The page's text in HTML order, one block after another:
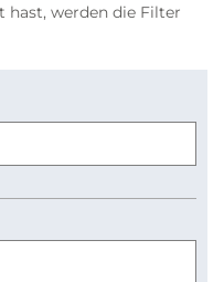
hast, werden die Filter